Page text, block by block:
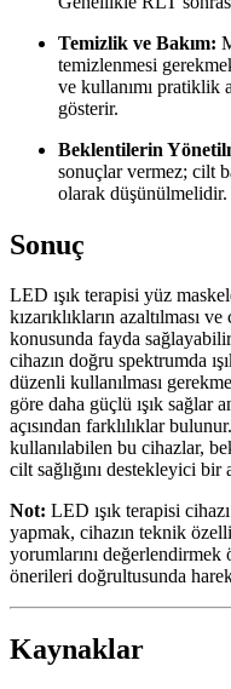
Temizlik ve Bakım:
temizlenmesi
ve kullanımı pratiklik
gösterir.
Beklentilerin
sonuçlar vermez; cilt
olarak düşünülmelidir.
Sonuç
LED ışık terapisi yüz
kızarıklıkların azaltılması
konusunda fayda
cihazın doğru spektrumda
düzenli kullanılması
göre daha güçlü ışık sağlar
açısından farklılıklar
kullanılabilen bu cihazlar,
cilt sağlığını destekleyici bir
Not: LED ışık terapisi
yapmak, cihazın teknik
yorumlarını
önerileri doğrultusunda
Kaynaklar